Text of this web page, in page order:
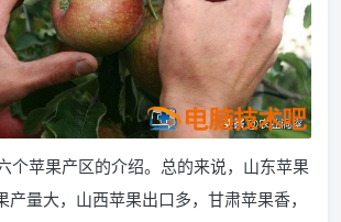
个苹果产区的介绍。总的来说，山东苹果
量大，山西苹果出口多，甘肃苹果香，